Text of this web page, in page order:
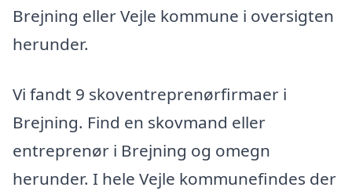
Brejning eller Vejle kommune i oversigten
herunder.
Vi fandt 9 skoventreprenørfirmaer i
Brejning. Find en skovmand eller
entreprenør i Brejning og omegn
herunder. I hele Vejle kommunefindes der